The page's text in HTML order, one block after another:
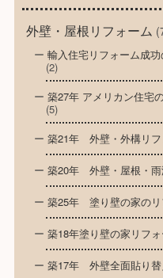
外壁・屋根リフォーム
輸入住宅リフォーム成
(2)
築27年 アメリカン住宅
(5)
築21年 外壁・外構リ
築20年 外壁・屋根・
築25年 塗り壁の家の
築18年塗り壁の家リフ
築17年 外壁全面貼り